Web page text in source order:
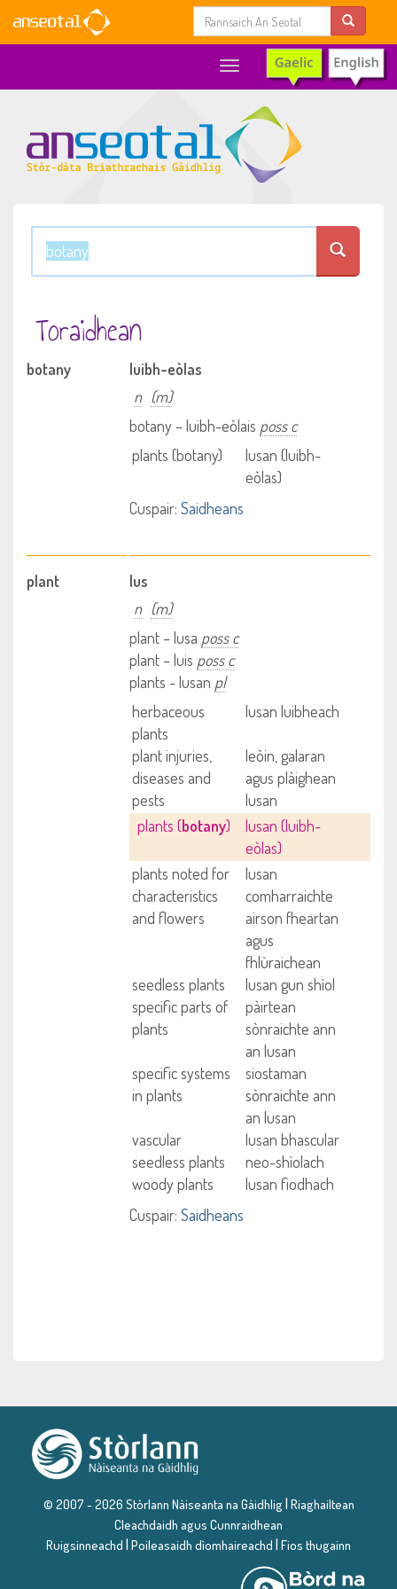
Toggle
navigation
Toraidhean
botany
luibh-eòlas
n (m)
botany – luibh-eòlais poss c
plants (botany)
lusan (luibh-
eòlas)
Cuspair: Saidheans
plant
lus
n (m)
plant – lusa poss c
plant – luis poss c
plants - lusan pl
herbaceous
plants
lusan luibheach
plant injuries,
diseases and
pests
leòin, galaran
agus plàighean
lusan
plants (botany)
lusan (luibh-
eòlas)
plants noted for
characteristics
and flowers
lusan
comharraichte
airson fheartan
agus
fhlùraichean
seedless plants
lusan gun shìol
specific parts of
plants
pàirtean
sònraichte ann
an lusan
specific systems
in plants
siostaman
sònraichte ann
an lusan
vascular
seedless plants
lusan bhascular
neo-shìolach
woody plants
lusan fiodhach
Cuspair: Saidheans
© 2007 - 2026 Stòrlann Nàiseanta na Gàidhlig | Riaghailtean
Cleachdaidh agus Cunnraidhean
Ruigsinneachd | Poileasaidh dìomhaireachd | Fios thugainn